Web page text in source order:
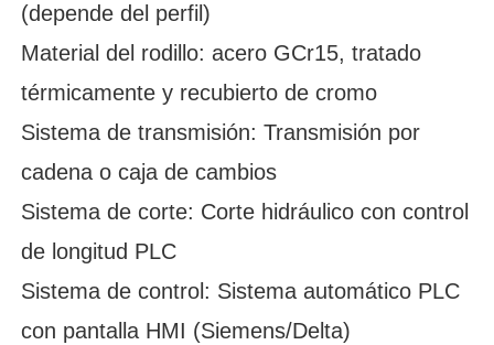
(depende del perfil)
Material del rodillo: acero GCr15, tratado
térmicamente y recubierto de cromo
Sistema de transmisión: Transmisión por
cadena o caja de cambios
Sistema de corte: Corte hidráulico con control
de longitud PLC
Sistema de control: Sistema automático PLC
con pantalla HMI (Siemens/Delta)